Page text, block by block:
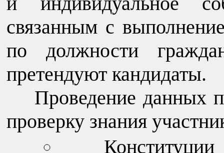
связанным с
по должности
претендуют кандидаты.
Проведение данных
проверку знания